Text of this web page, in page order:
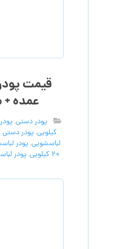
قیمت
عمده
پودر دستی, پودر
کیلویی, پودر دستی
لباسشویی, پودر
20 کیلویی
, پودر